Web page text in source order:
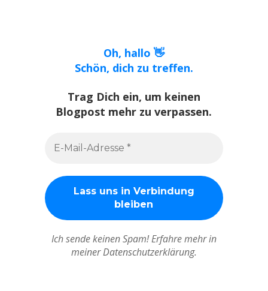
Oh, hallo 👋
Schön, dich zu treffen.
Trag Dich ein, um keinen
Blogpost mehr zu verpassen.
Ich sende keinen Spam! Erfahre mehr in
meiner Datenschutzerklärung.